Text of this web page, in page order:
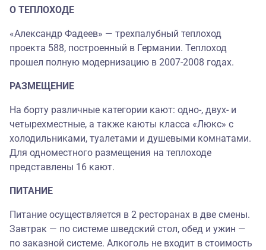
О ТЕПЛОХОДЕ
«Александр Фадеев» — трехпалубный теплоход
проекта 588, построенный в Германии. Теплоход
прошел полную модернизацию в 2007-2008 годах.
РАЗМЕЩЕНИЕ
На борту различные категории кают: одно-, двух- и
четырехместные, а также каюты класса «Люкс» с
холодильниками, туалетами и душевыми комнатами.
Для одноместного размещения на теплоходе
представлены 16 кают.
ПИТАНИЕ
Питание осуществляется в 2 ресторанах в две смены.
Завтрак — по системе шведский стол, обед и ужин —
по заказной системе. Алкоголь не входит в стоимость